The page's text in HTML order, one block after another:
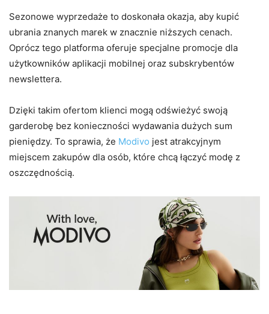
Sezonowe wyprzedaże to doskonała okazja, aby kupić
ubrania znanych marek w znacznie niższych cenach.
Oprócz tego platforma oferuje specjalne promocje dla
użytkowników aplikacji mobilnej oraz subskrybentów
newslettera.
Dzięki takim ofertom klienci mogą odświeżyć swoją
garderobę bez konieczności wydawania dużych sum
pieniędzy. To sprawia, że Modivo jest atrakcyjnym
miejscem zakupów dla osób, które chcą łączyć modę z
oszczędnością.